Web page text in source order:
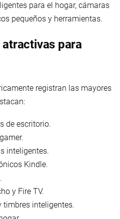
para el hogar, cámaras
pequeños y herramientas.
para
registran las mayores
de escritorio.
inteligentes.
Kindle.
y Fire TV.
timbres inteligentes.